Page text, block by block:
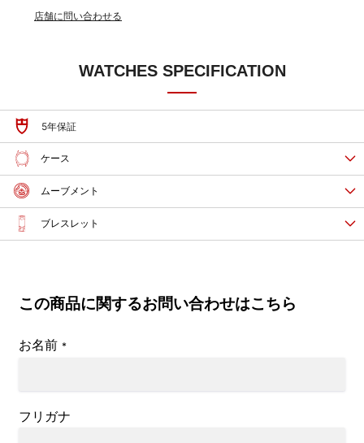
店舗に問い合わせる
WATCHES SPECIFICATION
5年保証
ケース
ムーブメント
ブレスレット
この商品に関するお問い合わせはこちら
お名前 *
フリガナ